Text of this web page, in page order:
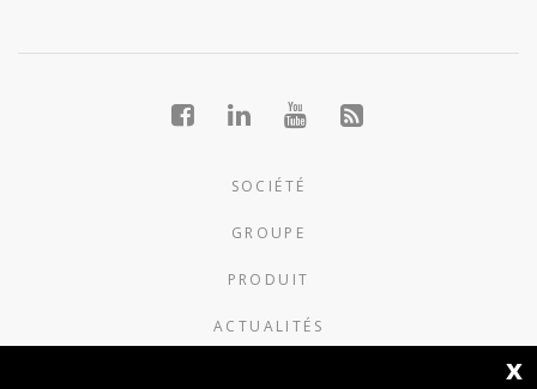
SOCIÉTÉ
GROUPE
PRODUIT
ACTUALITÉS
x